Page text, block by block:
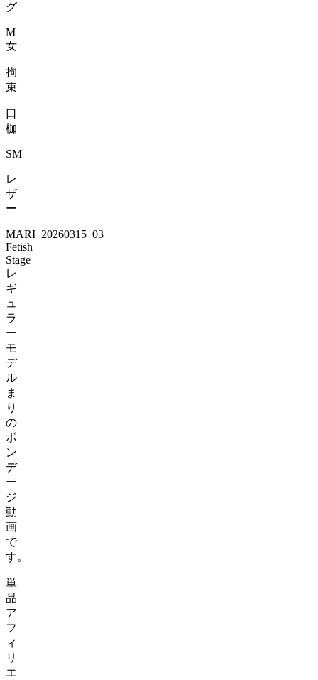
グ
M
女
拘
束
口
枷
SM
レ
ザ
ー
MARI_20260315_03
Fetish
Stage
レ
ギ
ュ
ラ
ー
モ
デ
ル
ま
り
の
ボ
ン
デ
ー
ジ
動
画
で
す。
単
品
ア
フ
ィ
リ
エ